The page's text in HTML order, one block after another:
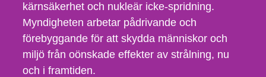
kärnsäkerhet och nukleär icke-spridning.
Myndigheten arbetar pådrivande och
förebyggande för att skydda människor och
miljö från oönskade effekter av strålning, nu
och i framtiden.